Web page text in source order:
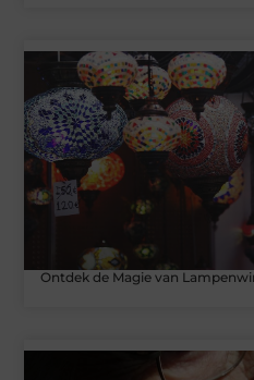
Ontdek de Magie van